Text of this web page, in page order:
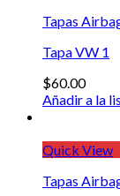
Tapas
Tapa VW 1
$60.00
Añadir a la
Quick View
Tapas